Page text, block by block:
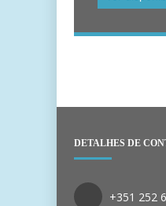
DETALHES DE
+351 252